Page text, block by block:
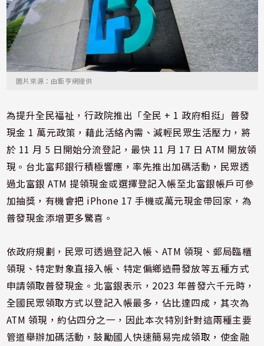
圖片來源：由鉅亨網提供
為提升全民福祉，行政院推出「全民 + 1 政府相挺」普發
現金 1 萬元政策，藉此活絡內需、減輕民眾生活壓力，將
於 11 月 5 日開始分流登記，最快 11 月 17 日 ATM 開放領
現。台北富邦銀行積極響應，率先推出加碼活動，民眾透
過北富銀 ATM 提領現金或選擇登記入帳至北富銀帳戶可參
加抽獎，有機會把 iPhone 17 手機或萬元現金帶回家，為
普發現金添增更多驚喜。
依政府規劃，民眾可透過登記入帳、ATM 領現、郵局臨櫃
領現、特定對象直接入帳、特定偏鄉造冊發放等五種方式
申請領取普發現金。北富銀表示，2023 年普發六千元時，
全國民眾領取方式以登記入帳最多，佔比達四成，其次為
ATM 領現，約佔四分之一，因此本次特別針對這兩種主要
管道舉辦加碼活動，鼓勵國人快速簡易完成領取，使金融